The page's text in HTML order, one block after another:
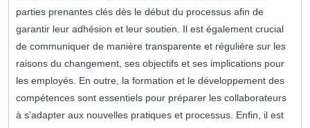
parties prenantes clés dès le début du processus afin de
garantir leur adhésion et leur soutien. Il est également crucial
de communiquer de manière transparente et régulière sur les
raisons du changement, ses objectifs et ses implications pour
les employés. En outre, la formation et le développement des
compétences sont essentiels pour préparer les collaborateurs
à s’adapter aux nouvelles pratiques et processus. Enfin, il est